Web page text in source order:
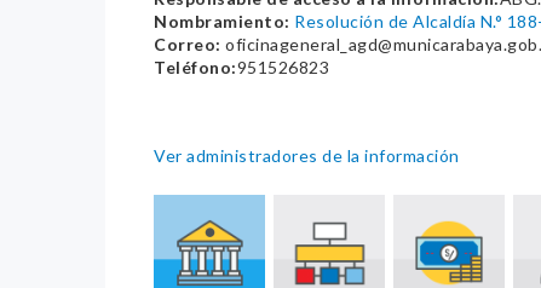
Nombramiento: Resolución de Alcaldía N.°
Correo:
Teléfono:951526823
Ver administradores de la información